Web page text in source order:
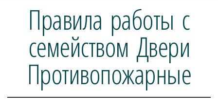
Правила работы с
семейством Двери
Противопожарные